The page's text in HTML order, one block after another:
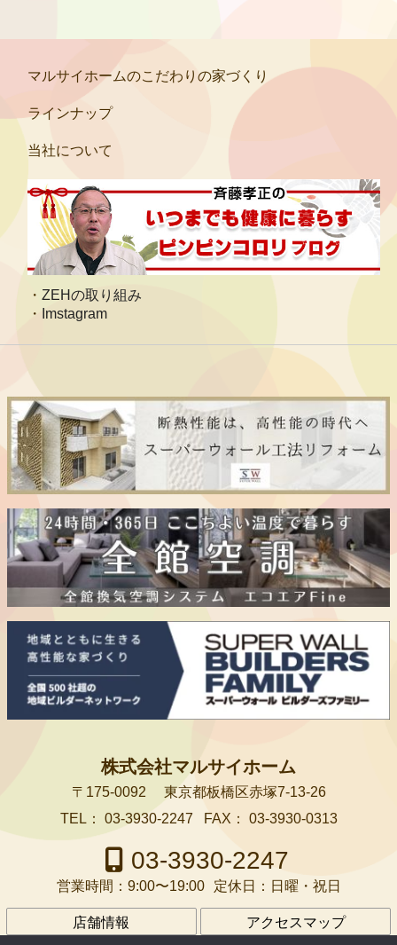
マルサイホームのこだわりの家づくり
ラインナップ
当社について
ZEHの取り組み
Imstagram
株式会社マルサイホーム
〒175-0092
東京都板橋区赤塚7-13-26
TEL：
03-3930-2247 FAX： 03-3930-0313
03-3930-2247
営業時間： 9:00〜19:00 定休日： 日曜・祝日
店舗情報
アクセスマップ